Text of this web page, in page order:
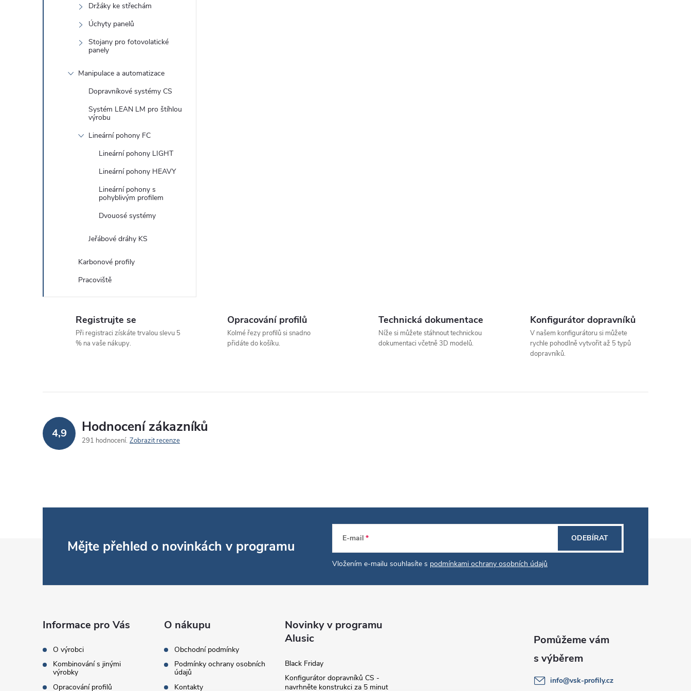
Držáky ke střechám
Úchyty panelů
Stojany pro fotovolatické
panely
Manipulace a automatizace
Dopravníkové systémy CS
Systém LEAN LM pro štíhlou
výrobu
Lineární pohony FC
Lineární pohony LIGHT
Lineární pohony HEAVY
Lineární pohony s
pohyblivým profilem
Dvouosé systémy
Jeřábové dráhy KS
Karbonové profily
Pracoviště
Registrujte se
Při registraci získáte trvalou slevu 5
% na vaše nákupy.
Opracování profilů
Kolmé řezy profilů si snadno
přidáte do košíku.
Technická dokumentace
Níže si můžete stáhnout technickou
dokumentaci včetně 3D modelů.
Konfigurátor dopravníků
V našem konfigurátoru si můžete
rychle pohodlně vytvořit až 5 typů
dopravníků.
4,9 Hodnocení zákazníků
291 hodnocení Zobrazit recenze
Mějte přehled o novinkách v programu E-mail
Vložením e-mailu souhlasíte s podmínkami ochrany osobních údajů
ODEBÍRAT
Informace pro Vás
O výrobci
Kombinování s jinými
výrobky
Opracování profilů
O nákupu
Obchodní podmínky
Podmínky ochrany osobních
údajů
Kontakty
Novinky v programu
Alusic
Black Friday
Konfigurátor dopravníků CS -
navrhněte konstrukci za 5 minut
info@vsk-profily.cz